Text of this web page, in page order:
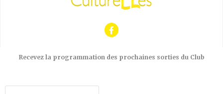
Recevez la programmation des prochaines sorties du Club